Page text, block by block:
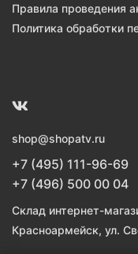
Правила проведения
Политика обработки
shop@shopatv.ru
+7 (495) 111-96-69
+7 (496) 500 00 04
Склад интернет-
Красноармейск, ул.